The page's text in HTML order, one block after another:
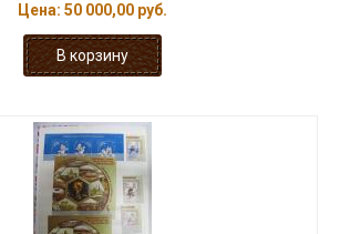
Цена: 50 000,00 руб.